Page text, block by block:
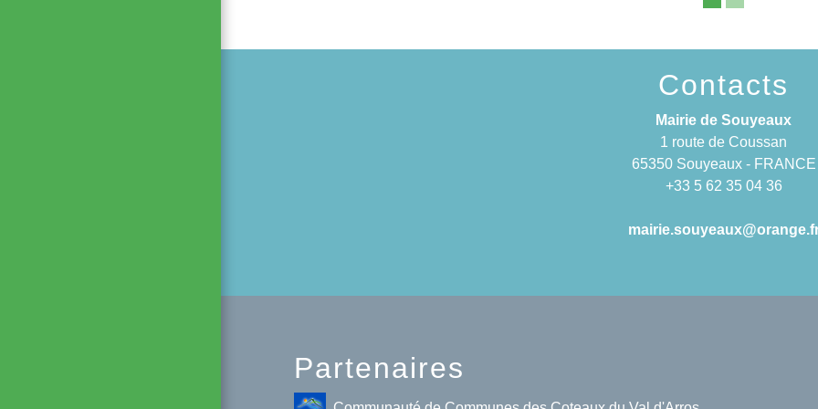
Contacts
Mairie de Souyeaux
1 route de Coussan
65350 Souyeaux - FRANCE
+33 5 62 35 04 36
Partenaires